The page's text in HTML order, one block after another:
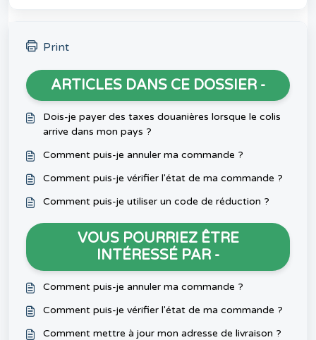
Print
ARTICLES DANS CE DOSSIER -
Dois-je payer des taxes douanières lorsque le colis
arrive dans mon pays ?
Comment puis-je annuler ma commande ?
Comment puis-je vérifier l'état de ma commande ?
Comment puis-je utiliser un code de réduction ?
VOUS POURRIEZ ÊTRE
INTÉRESSÉ PAR -
Comment puis-je annuler ma commande ?
Comment puis-je vérifier l'état de ma commande ?
Comment mettre à jour mon adresse de livraison ?